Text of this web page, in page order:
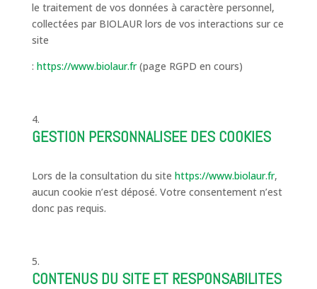
le traitement de vos données à caractère personnel,
collectées par BIOLAUR lors de vos interactions sur ce
site
: https://www.biolaur.fr(page RGPD en cours)
GESTION PERSONNALISEE DES COOKIES
Lors de la consultation du site https://www.biolaur.fr,
aucun cookie n’est déposé. Votre consentement n’est
donc pas requis.
CONTENUS DU SITE ET RESPONSABILITES